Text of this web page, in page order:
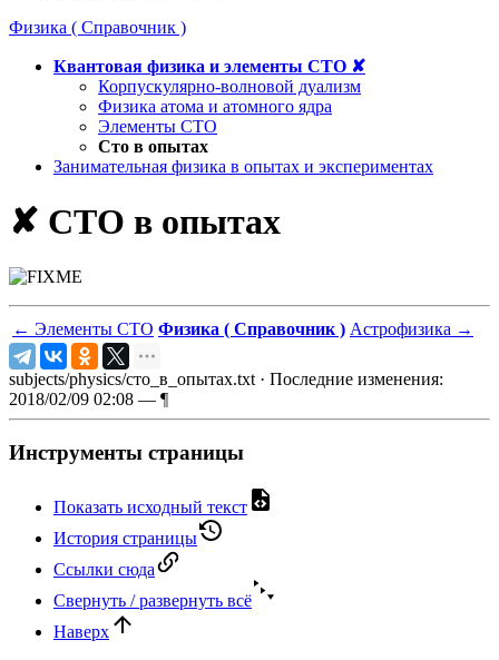
Физика ( Справочник )
Квантовая физика и элементы СТО ✘
Корпускулярно-волновой дуализм
Физика атома и атомного ядра
Элементы СТО
Сто в опытах
Занимательная физика в опытах и экспериментах
✘ СТО в опытах
← Элементы СТО Физика ( Справочник ) Астрофизика →
subjects/physics/сто_в_опытах.txt · Последние изменения:
2018/02/09 02:08 — ¶
Инструменты страницы
Показать исходный текст
История страницы
Ссылки сюда
Свернуть / развернуть всё
Наверх